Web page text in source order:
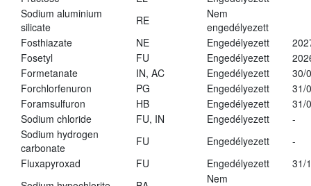
Sodium aluminium
silicate
RE
Nem
engedélyezett
Fosthiazate
NE Engedélyezett
Fosetyl
FU Engedélyezett
Formetanate
IN, AC Engedélyezett
30/
Forchlorfenuron
PG Engedélyezett
31/
Foramsulfuron
HB Engedélyezett
31/
Sodium chloride
FU, IN Engedélyezett
-
Sodium hydrogen
carbonate
FU Engedélyezett
-
Fluxapyroxad
FU Engedélyezett
31/
Nem